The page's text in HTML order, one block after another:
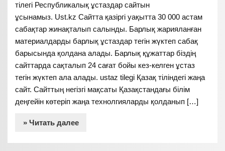
тілегі Республикалық ұстаздар сайтын
ұсынамыз. Ust.kz Сайтта қазіргі уақытта 30 000 астам
сабақтар жинақталып салынды. Барлық жарияланған
материалдарды барлық ұстаздар тегін жүктеп сабақ
барысында қолдана алады. Барлық құжаттар біздің
сайттарда сақталып 24 сағат бойы кез-келген ұстаз
тегін жүктеп ала алады. ustaz tilegi Қазақ тіліндегі жаңа
сайт. Сайттың негізгі мақсаты Қазақстандағы білім
деңгейін көтеріп жаңа технолгияларды қолданып […]
» Читать далее